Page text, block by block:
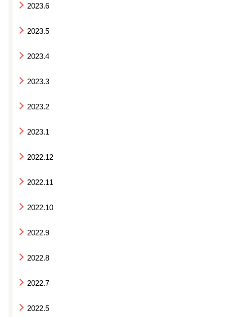
2023.6
2023.5
2023.4
2023.3
2023.2
2023.1
2022.12
2022.11
2022.10
2022.9
2022.8
2022.7
2022.5